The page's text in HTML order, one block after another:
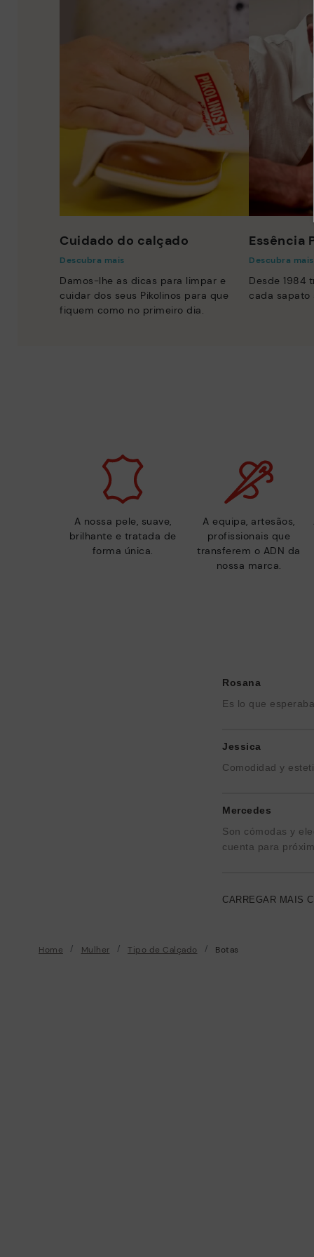
Cuidado do calçado
Descubra mais
Damos-lhe as dicas para limpar e
cuidar dos seus Pikolinos para que
fiquem como no primeiro dia.
Essência
Descubra mais
Desde 1984
cada sapato
A nossa pele, suave,
brilhante e tratada de
forma única.
A equipa, artesãos,
profissionais que
transferem o ADN da
nossa marca.
Rosana
Es lo que esperaba
Jessica
Comodidad y
Mercedes
Son cómodas y
cuenta para
CARREGAR MAIS
Home Mulher Tipo de Calçado Botas